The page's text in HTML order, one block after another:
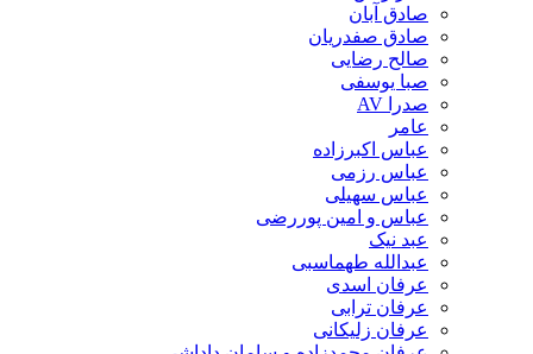
صادق آبان
صادق صفدریان
صالح رضایی
صبا یوسفی
صدرا AV
عامر
عباس اکبرزاده
عباس رزمی
عباس سهیلی
عباس و امین پوررضی
عبد نیک
عبدالله طهماسبی‎
عرفان اسدی
عرفان ترابی
عرفان زلیکانی